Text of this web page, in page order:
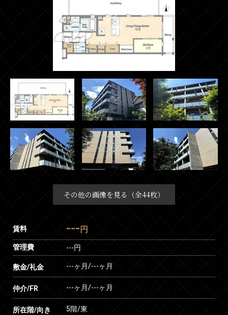
その他の画像を見る（全44枚）
賃料 --- 円
管理費 ---円
敷金/礼金 ---ヶ月/---ヶ月
仲介/FR ---ヶ月/---ヶ月
所在階/向き 5階/東